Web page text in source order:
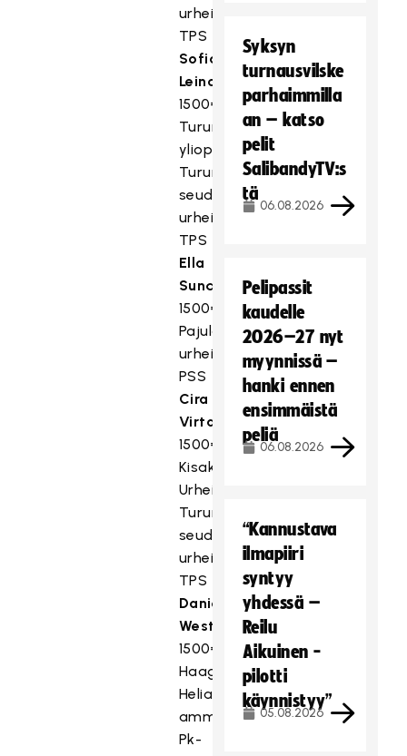
urheiluakatemia,
TPS
Sofia
Leino
1500€,
Turun
yliopisto,
Turun
seudun
urheiluakatemia,
TPS
Ella
Sundström,
1500€,
Pajulahden
urheiluopisto,
PSS
Cira
Virta
1500€,
Kisakallion
Urheiluopisto,
Turun
seudun
urheiluakatemia,
TPS
Daniela
Westerlund,
1500€,
Haaga-
Helia
ammattikorkeakoulu,
Pk-
Syksyn
turnausvilske
parhaimmilla
an – katso
pelit
SalibandyTV:s
tä
06.08.2026
Pelipassit
kaudelle
2026–27 nyt
myynnissä –
hanki ennen
ensimmäistä
peliä
06.08.2026
“Kannustava
ilmapiiri
syntyy
yhdessä –
Reilu
Aikuinen -
pilotti
käynnistyy”
05.08.2026